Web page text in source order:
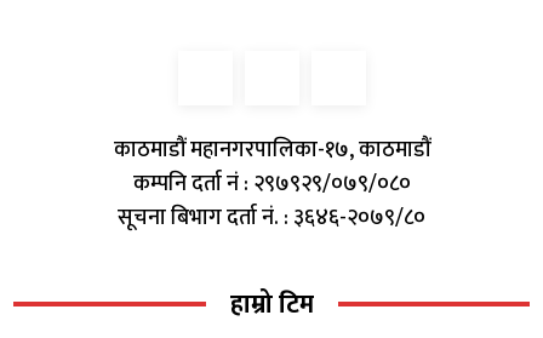
काठमाडौं महानगरपालिका-१७, काठमाडौं
कम्पनि दर्ता नं : २९७९२९/०७९/०८०
सूचना बिभाग दर्ता नं. : ३६४६-२०७९/८०
हाम्रो टिम